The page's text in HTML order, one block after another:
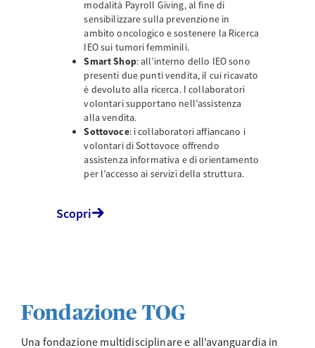
modalità Payroll Giving, al fine di
sensibilizzare sulla prevenzione in
ambito oncologico e sostenere la Ricerca
IEO sui tumori femminili.
Smart Shop: all’interno dello IEO sono
presenti due punti vendita, il cui ricavato
è devoluto alla ricerca. I collaboratori
volontari supportano nell’assistenza
alla vendita.
Sottovoce: i collaboratori affiancano i
volontari di Sottovoce offrendo
assistenza informativa e di orientamento
per l’accesso ai servizi della struttura.
Scopri
Fondazione TOG
Una fondazione multidisciplinare e all’avanguardia in